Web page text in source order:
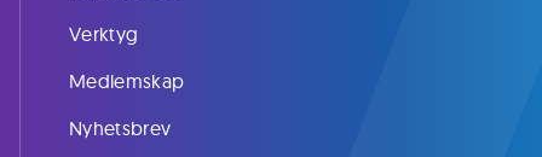
Verktyg
Medlemskap
Nyhetsbrev